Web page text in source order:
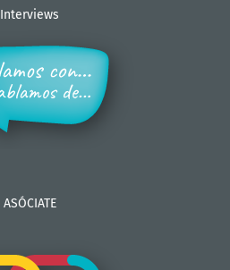
Interviews
ASÓCIATE